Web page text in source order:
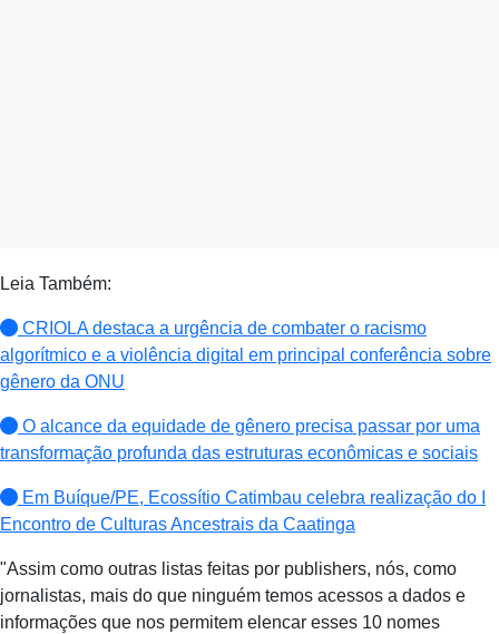
Leia Também:
CRIOLA destaca a urgência de combater o racismo
algorítmico e a violência digital em principal conferência sobre
gênero da ONU
O alcance da equidade de gênero precisa passar por uma
transformação profunda das estruturas econômicas e sociais
Em Buíque/PE, Ecossítio Catimbau celebra realização do I
Encontro de Culturas Ancestrais da Caatinga
"Assim como outras listas feitas por publishers, nós, como
jornalistas, mais do que ninguém temos acessos a dados e
informações que nos permitem elencar esses 10 nomes